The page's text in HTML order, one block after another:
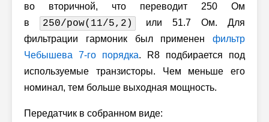
во вторичной, что переводит 250 Ом
в
250/pow(11/5,2)
или 51.7 Ом. Для
фильтрации гармоник был применен фильтр
Чебышева 7-го порядка. R8 подбирается под
используемые транзисторы. Чем меньше его
номинал, тем больше выходная мощность.
Передатчик в собранном виде: